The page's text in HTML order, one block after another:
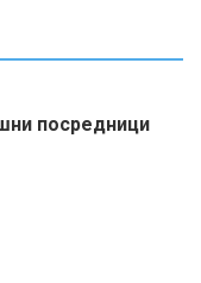
посредници